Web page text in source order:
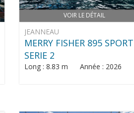
VOIR LE DÉTAIL
JEANNEAU
MERRY FISHER 895 SPORT
SERIE 2
Long : 8.83 m Année : 2026